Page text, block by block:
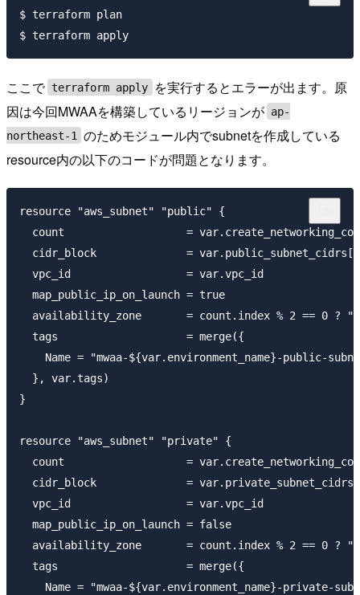
$ terraform plan
ここで terraform apply
を実行するとエラーが出ます。原
因は今回MWAAを構築しているリージョンが ap-
northeast-1
のためモジュール内でsubnetを作成している
resource内の以下のコードが問題となります。
resource "aws_subnet" "public" {
count                   =
cidr_block              =
  vpc_id                  = var.vpc_id
  map_public_ip_on_launch = true
availability_zone       = count.index % 2 == 0 ?
  tags                    = merge({
Name = "mwaa-${var.environment_name}-public-
  }, var.tags)
}
resource "aws_subnet" "private" {
count                   =
cidr_block              =
  vpc_id                  = var.vpc_id
  map_public_ip_on_launch = false
availability_zone       = count.index % 2 == 0 ?
  tags                    = merge({
Name = "mwaa-${var.environment_name}-private-